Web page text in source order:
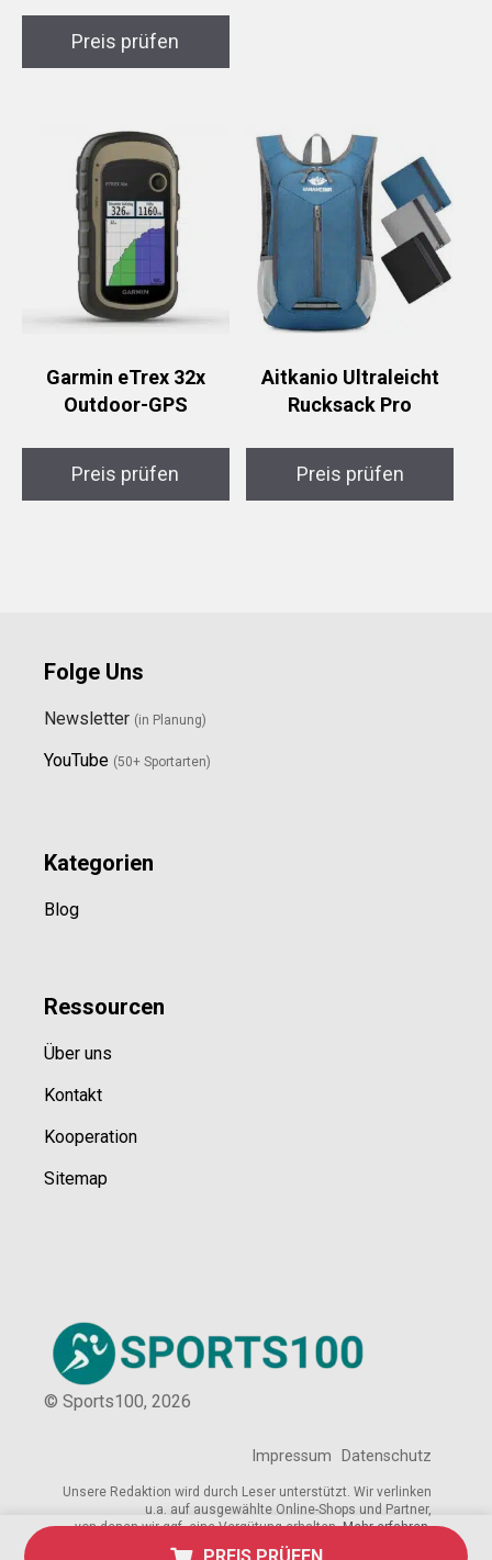
Preis prüfen
Garmin eTrex 32x
Outdoor-GPS
Preis prüfen
Aitkanio Ultraleicht
Rucksack Pro
Preis prüfen
Folge Uns
Newsletter (in Planung)
YouTube (50+ Sportarten)
Kategorien
Blog
Ressourcen
Über uns
Kontakt
Kooperation
Sitemap
© Sports100, 2026
Impressum Datenschutz
Unsere Redaktion wird durch Leser unterstützt. Wir verlinken
u.a. auf ausgewählte Online-Shops und Partner,
von denen wir ggf. eine Vergütung erhalten.Mehr erfahren.